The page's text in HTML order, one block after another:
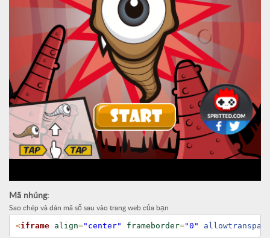
Mã nhúng:
Sao chép và dán mã số sau vào trang web của bạn
<iframe align="center" frameborder="0"